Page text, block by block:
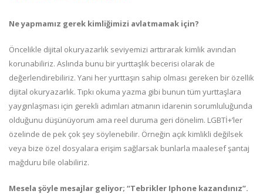
Ne yapmamız gerek kimliğimizi avlatmamak için?
Öncelikle dijital okuryazarlık seviyemizi arttırarak kimlik avından
korunabiliriz. Aslında bunu bir yurttaşlık becerisi olarak de
değerlendirebiliriz. Yani her yurttaşın sahip olması gereken bir özellik
dijital okuryazarlık. Tıpkı okuma yazma gibi bunun tüm yurttaşlara
yaygınlaşması için gerekli adımları atmanın idarenin sorumluluğunda
olduğunu düşünüyorum ama reel duruma geri dönelim. LGBTİ+’ler
özelinde de pek çok şey söylenebilir. Örneğin açık kimlikli değilsek
veya bize özel dosyalara erişim sağlarsak bunlarla maalesef şantaj
mağduru bile olabiliriz.
Mesela şöyle mesajlar geliyor; “Tebrikler Iphone kazandınız”.